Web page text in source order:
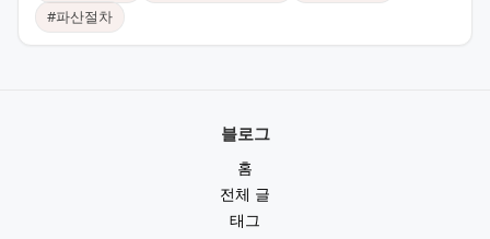
#파산절차
블로그
홈
전체 글
태그